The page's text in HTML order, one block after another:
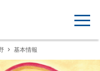
基本情報